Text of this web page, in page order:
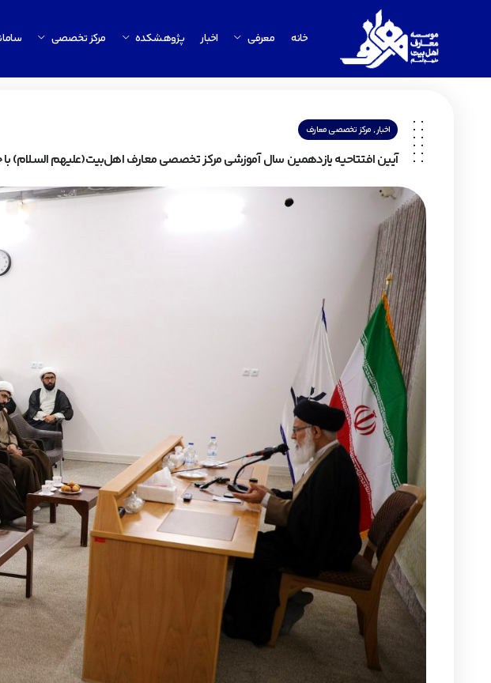
خانه معرفی اخبار پژوهشکده مرکز تخصصی
اخبار,مرکز تخصصی معارف
آیین افتتاحیه یازدهمین سال آموزشی مرکز تخصصی معارف اهل‌بیت(علیهم السلام) با